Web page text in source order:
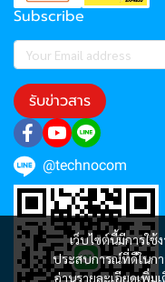
เว็บไซต์นี้มีการใ
ประสบการณ์ที่ดีในกา
อ่านรายละเอียดเพิ่ม
Subscribe
รับข่าวสาร
@technocom